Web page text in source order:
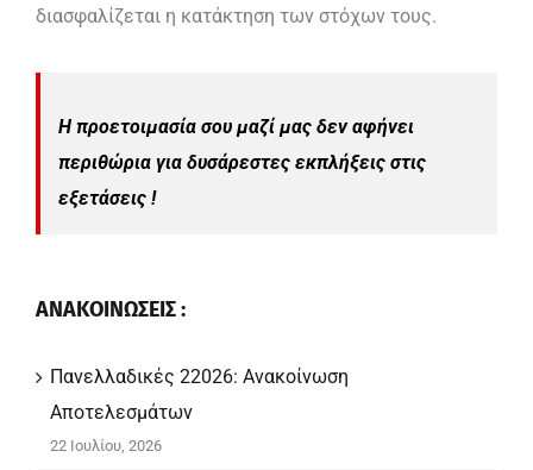
διασφαλίζεται η κατάκτηση των στόχων τους.
Η προετοιμασία σου μαζί μας δεν αφήνει
περιθώρια για δυσάρεστες εκπλήξεις στις
εξετάσεις !
ΑΝΑΚΟΙΝΩΣΕΙΣ :
Πανελλαδικές 22026: Ανακοίνωση
Αποτελεσμάτων
22 Ιουλίου, 2026